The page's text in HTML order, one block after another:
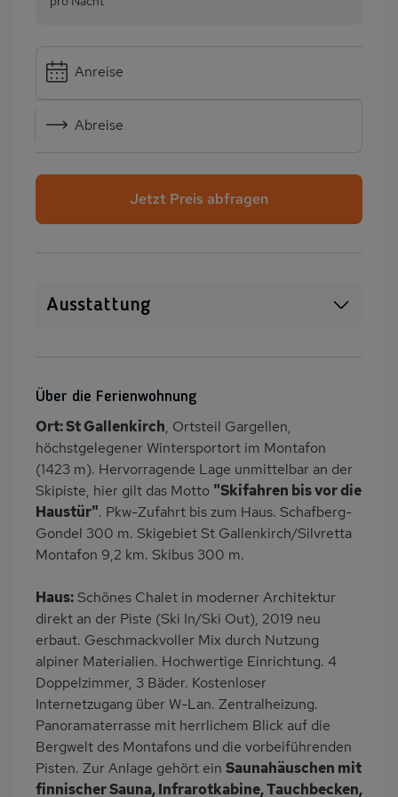
Anreise
Abreise
Jetzt Preis abfragen
Ausstattung
Terrasse
Dusche
Dusche/WC
Gäste WC
Küche
Herd (4 Kochfelder)
Backofen
Geschirrspülmaschine
Kühlschrank
Mikrowelle
Skiabfahrt zum Haus
Haustiere/Hund
verboten
Badewanne/WC
Wb/WC
freistehend
Internet
Terrassenmöbel
Kaffeemaschine
Über die Ferienwohnung
Ort: St Gallenkirch, Ortsteil Gargellen,
höchstgelegener Wintersportort im Montafon
(1423 m). Hervorragende Lage unmittelbar an der
Skipiste, hier gilt das Motto "Skifahren bis vor die
Haustür". Pkw-Zufahrt bis zum Haus. Schafberg-
Gondel 300 m. Skigebiet St Gallenkirch/Silvretta
Montafon 9,2 km. Skibus 300 m.
Haus: Schönes Chalet in moderner Architektur
direkt an der Piste (Ski In/Ski Out), 2019 neu
erbaut. Geschmackvoller Mix durch Nutzung
alpiner Materialien. Hochwertige Einrichtung. 4
Doppelzimmer, 3 Bäder. Kostenloser
Internetzugang über W-Lan. Zentralheizung.
Panoramaterrasse mit herrlichem Blick auf die
Bergwelt des Montafons und die vorbeiführenden
Pisten. Zur Anlage gehört ein Saunahäuschen mit
finnischer Sauna, Infrarotkabine, Tauchbecken,